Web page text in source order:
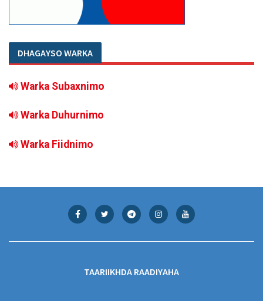
DHAGAYSO WARKA
Warka Subaxnimo
Warka Duhurnimo
Warka Fiidnimo
TAARIIKHDA RAADIYAHA